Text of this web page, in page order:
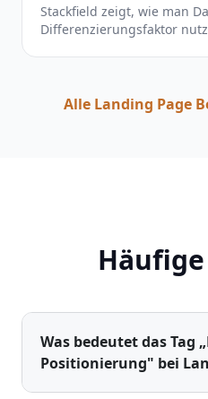
Stackfield zeigt, wie man
Differenzierungsfaktor
Alle Landing Page
Was bedeutet das Tag
Positionierung" bei